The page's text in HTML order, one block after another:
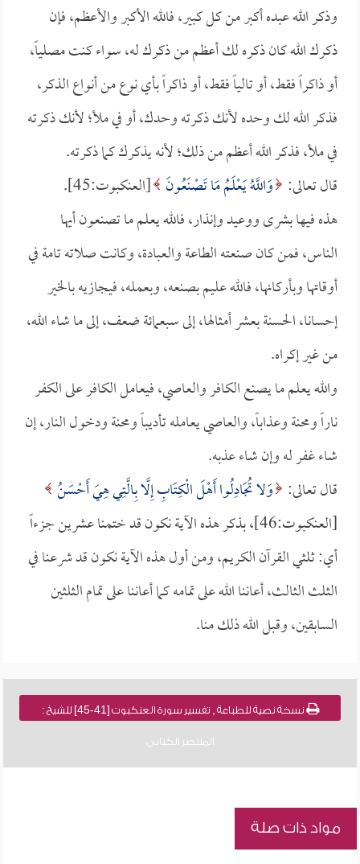
وذكر الله عبده أكبر من كل كبير، فالله الأكبر والأعظم، فإن
ذكرك الله كان ذكره لك أعظم من ذكرك له، سواء كنت مصلياً،
أو ذاكراً فقط، أو تالياً فقط، أو ذاكراً بأي نوع من أنواع الذكر،
فذكر الله لك وحده لأنك ذكرته وحدك، أو في ملأ؛ لأنك ذكرته
في ملأ، فذكر الله أعظم من ذلك؛ لأنه يذكرك كما ذكرته.
قال تعالى: وَاللَّهُ يَعْلَمُ مَا تَصْنَعُونَ [العنكبوت:45].
هذه فيها بشرى ووعيد وإنذار، فالله يعلم ما تصنعون أيها
الناس، فمن كان صنعته الطاعة والعبادة، وكانت صلاته تامة في
أوقاتها وبأركانها، فالله عليم بصنعه، وبعمله، فيجازيه بالخير
إحسانا، الحسنة بعشر أمثالها، إلى سبعمائة ضعف، إلى ما شاء الله،
من غير إكراه.
والله يعلم ما يصنع الكافر والعاصي، فيعامل الكافر على الكفر
ناراً ومحنة وعذاباً، والعاصي يعامله تأديباً ومحنة ودخول النار، إن
شاء غفر له وإن شاء عذبه.
قال تعالى: وَلا تُجَادِلُوا أَهْلَ الْكِتَابِ إِلَّا بِالَّتِي هِيَ أَحْسَنُ
[العنكبوت:46]، بذكر هذه الآية نكون قد ختمنا عشرين جزءاً
أي: ثلثي القرآن الكريم، ومن أول هذه الآية نكون قد شرعنا في
الثلث الثالث، أعاننا الله على تمامه كما أعاننا على تمام الثلثين
السابقين، وقبل الله ذلك منا.
نسخة نصية للطباعة , تفسير سورة العنكبوت [41-45] للشيخ :
المنتصر الكتاني
مواد ذات صلة